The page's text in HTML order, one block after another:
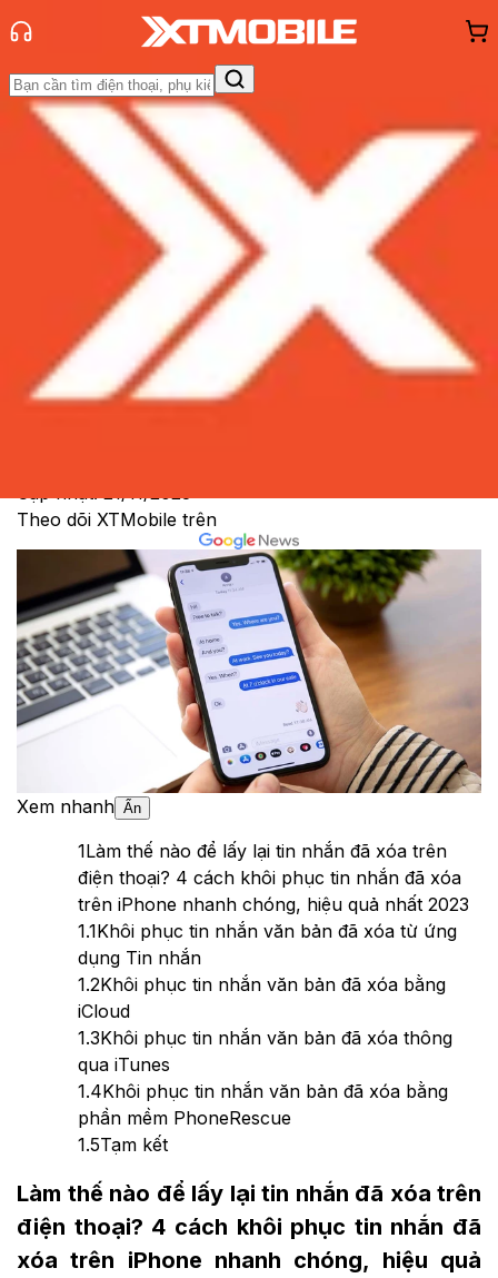
Trang chủ
Tin tức
Thủ thuật
Đánh Giá - Trên TaySo Sánh Tư vấnKhuyến
Hỏi đáp App - Game Thông báo
hàng - Sự kiện
Hướng dẫn 4 cách khôi phục tin
nhắn văn bản đã xóa trên iPhone
Cập nhật:21/11/2023
Theo dõi XTMobile trên
Xem nhanh Ẩn
1Làm thế nào để lấy lại tin nhắn đã xóa trên
điện thoại? 4 cách khôi phục tin nhắn đã xóa
trên iPhone nhanh chóng, hiệu quả nhất 2023
1.1Khôi phục tin nhắn văn bản đã xóa từ ứng
dụng Tin nhắn
1.2Khôi phục tin nhắn văn bản đã xóa bằng
iCloud
1.3Khôi phục tin nhắn văn bản đã xóa thông
qua iTunes
1.4Khôi phục tin nhắn văn bản đã xóa bằng
phần mềm PhoneRescue
1.5Tạm kết
Làm thế nào để lấy lại tin nhắn đã xóa trên
điện thoại? 4 cách khôi phục tin nhắn đã
xóa trên iPhone nhanh chóng, hiệu quả